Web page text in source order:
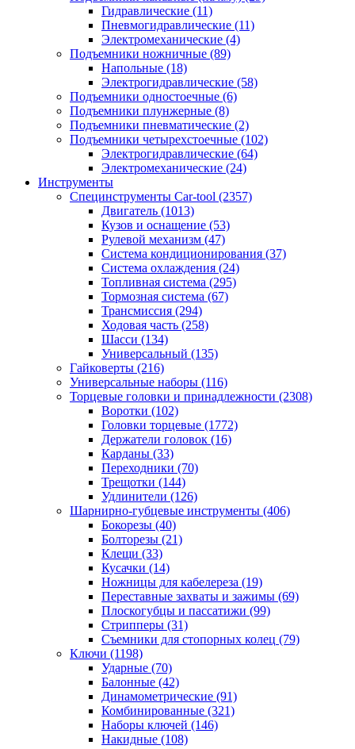
Гидравлические (11)
Пневмогидравлические (11)
Электромеханические (4)
Подъемники ножничные (89)
Напольные (18)
Электрогидравлические (58)
Подъемники одностоечные (6)
Подъемники плунжерные (8)
Подъемники пневматические (2)
Подъемники четырехстоечные (102)
Электрогидравлические (64)
Электромеханические (24)
Инструменты
Специнструменты Car-tool (2357)
Двигатель (1013)
Кузов и оснащение (53)
Рулевой механизм (47)
Система кондиционирования (37)
Система охлаждения (24)
Топливная система (295)
Тормозная система (67)
Трансмиссия (294)
Ходовая часть (258)
Шасси (134)
Универсальный (135)
Гайковерты (216)
Универсальные наборы (116)
Торцевые головки и принадлежности (2308)
Воротки (102)
Головки торцевые (1772)
Держатели головок (16)
Карданы (33)
Переходники (70)
Трещотки (144)
Удлинители (126)
Шарнирно-губцевые инструменты (406)
Бокорезы (40)
Болторезы (21)
Клещи (33)
Кусачки (14)
Ножницы для кабелереза (19)
Переставные захваты и зажимы (69)
Плоскогубцы и пассатижи (99)
Стрипперы (31)
Съемники для стопорных колец (79)
Ключи (1198)
Ударные (70)
Балонные (42)
Динамометрические (91)
Комбинированные (321)
Наборы ключей (146)
Накидные (108)